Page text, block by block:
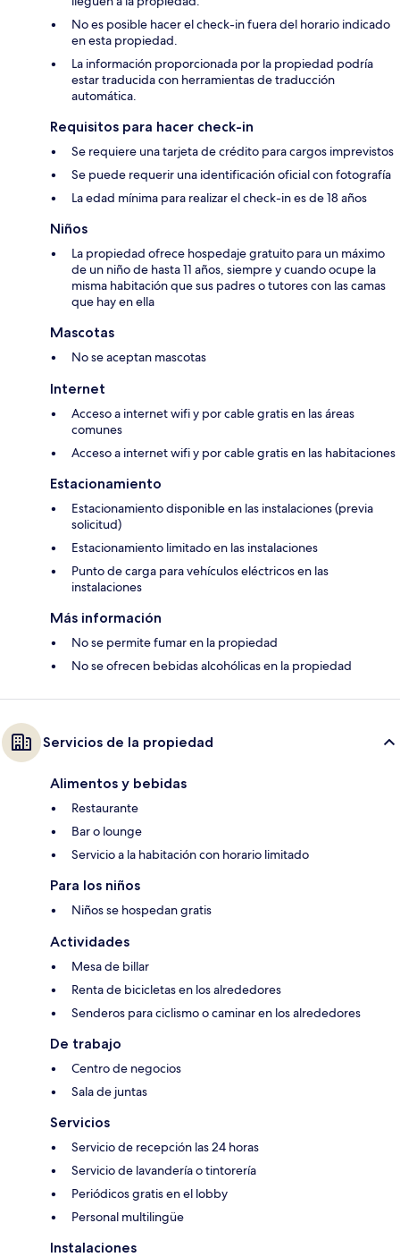
No es posible hacer el check-in fuera del horario indicado
en esta propiedad.
La información proporcionada por la propiedad podría
estar traducida con herramientas de traducción
automática.
Requisitos para hacer check-in
Se requiere una tarjeta de crédito para cargos imprevistos
Se puede requerir una identificación oficial con fotografía
La edad mínima para realizar el check-in es de 18 años
Niños
La propiedad ofrece hospedaje gratuito para un máximo
de un niño de hasta 11 años, siempre y cuando ocupe la
misma habitación que sus padres o tutores con las camas
que hay en ella
Mascotas
No se aceptan mascotas
Internet
Acceso a internet wifi y por cable gratis en las áreas
comunes
Acceso a internet wifi y por cable gratis en las habitaciones
Estacionamiento
Estacionamiento disponible en las instalaciones (previa
solicitud)
Estacionamiento limitado en las instalaciones
Punto de carga para vehículos eléctricos en las
instalaciones
Más información
No se permite fumar en la propiedad
No se ofrecen bebidas alcohólicas en la propiedad
Servicios de la propiedad
Alimentos y bebidas
Restaurante
Bar o lounge
Servicio a la habitación con horario limitado
Para los niños
Niños se hospedan gratis
Actividades
Mesa de billar
Renta de bicicletas en los alrededores
Senderos para ciclismo o caminar en los alrededores
De trabajo
Centro de negocios
Sala de juntas
Servicios
Servicio de recepción las 24 horas
Servicio de lavandería o tintorería
Periódicos gratis en el lobby
Personal multilingüe
Instalaciones